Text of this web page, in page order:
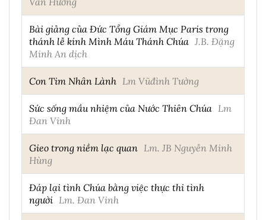
Bài giảng của Đức Tổng Giám Mục Paris trong
thánh lễ kính Mình Máu Thánh Chúa J.B. Đặng
Minh An dịch
Con Tim Nhân Lành Lm Vũđình Tường
Sức sống mầu nhiệm của Nước Thiên Chúa Lm
Đan Vinh
Gieo trong niềm lạc quan Lm. JB Nguyễn Minh
Hùng
Đáp lại tình Chúa bằng việc thực thi tình
người Lm. Đan Vinh